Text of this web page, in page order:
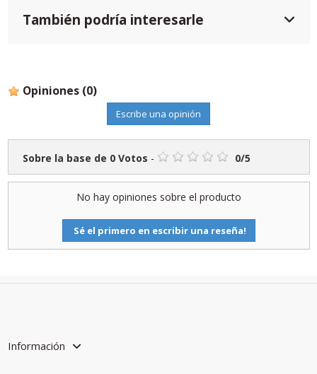
También podría interesarle
Opiniones (0)
Escribe una opinión
Sobre la base de 0Votos - 0/5
No hay opiniones sobre el producto
Sé el primero en escribir una reseña!
Información